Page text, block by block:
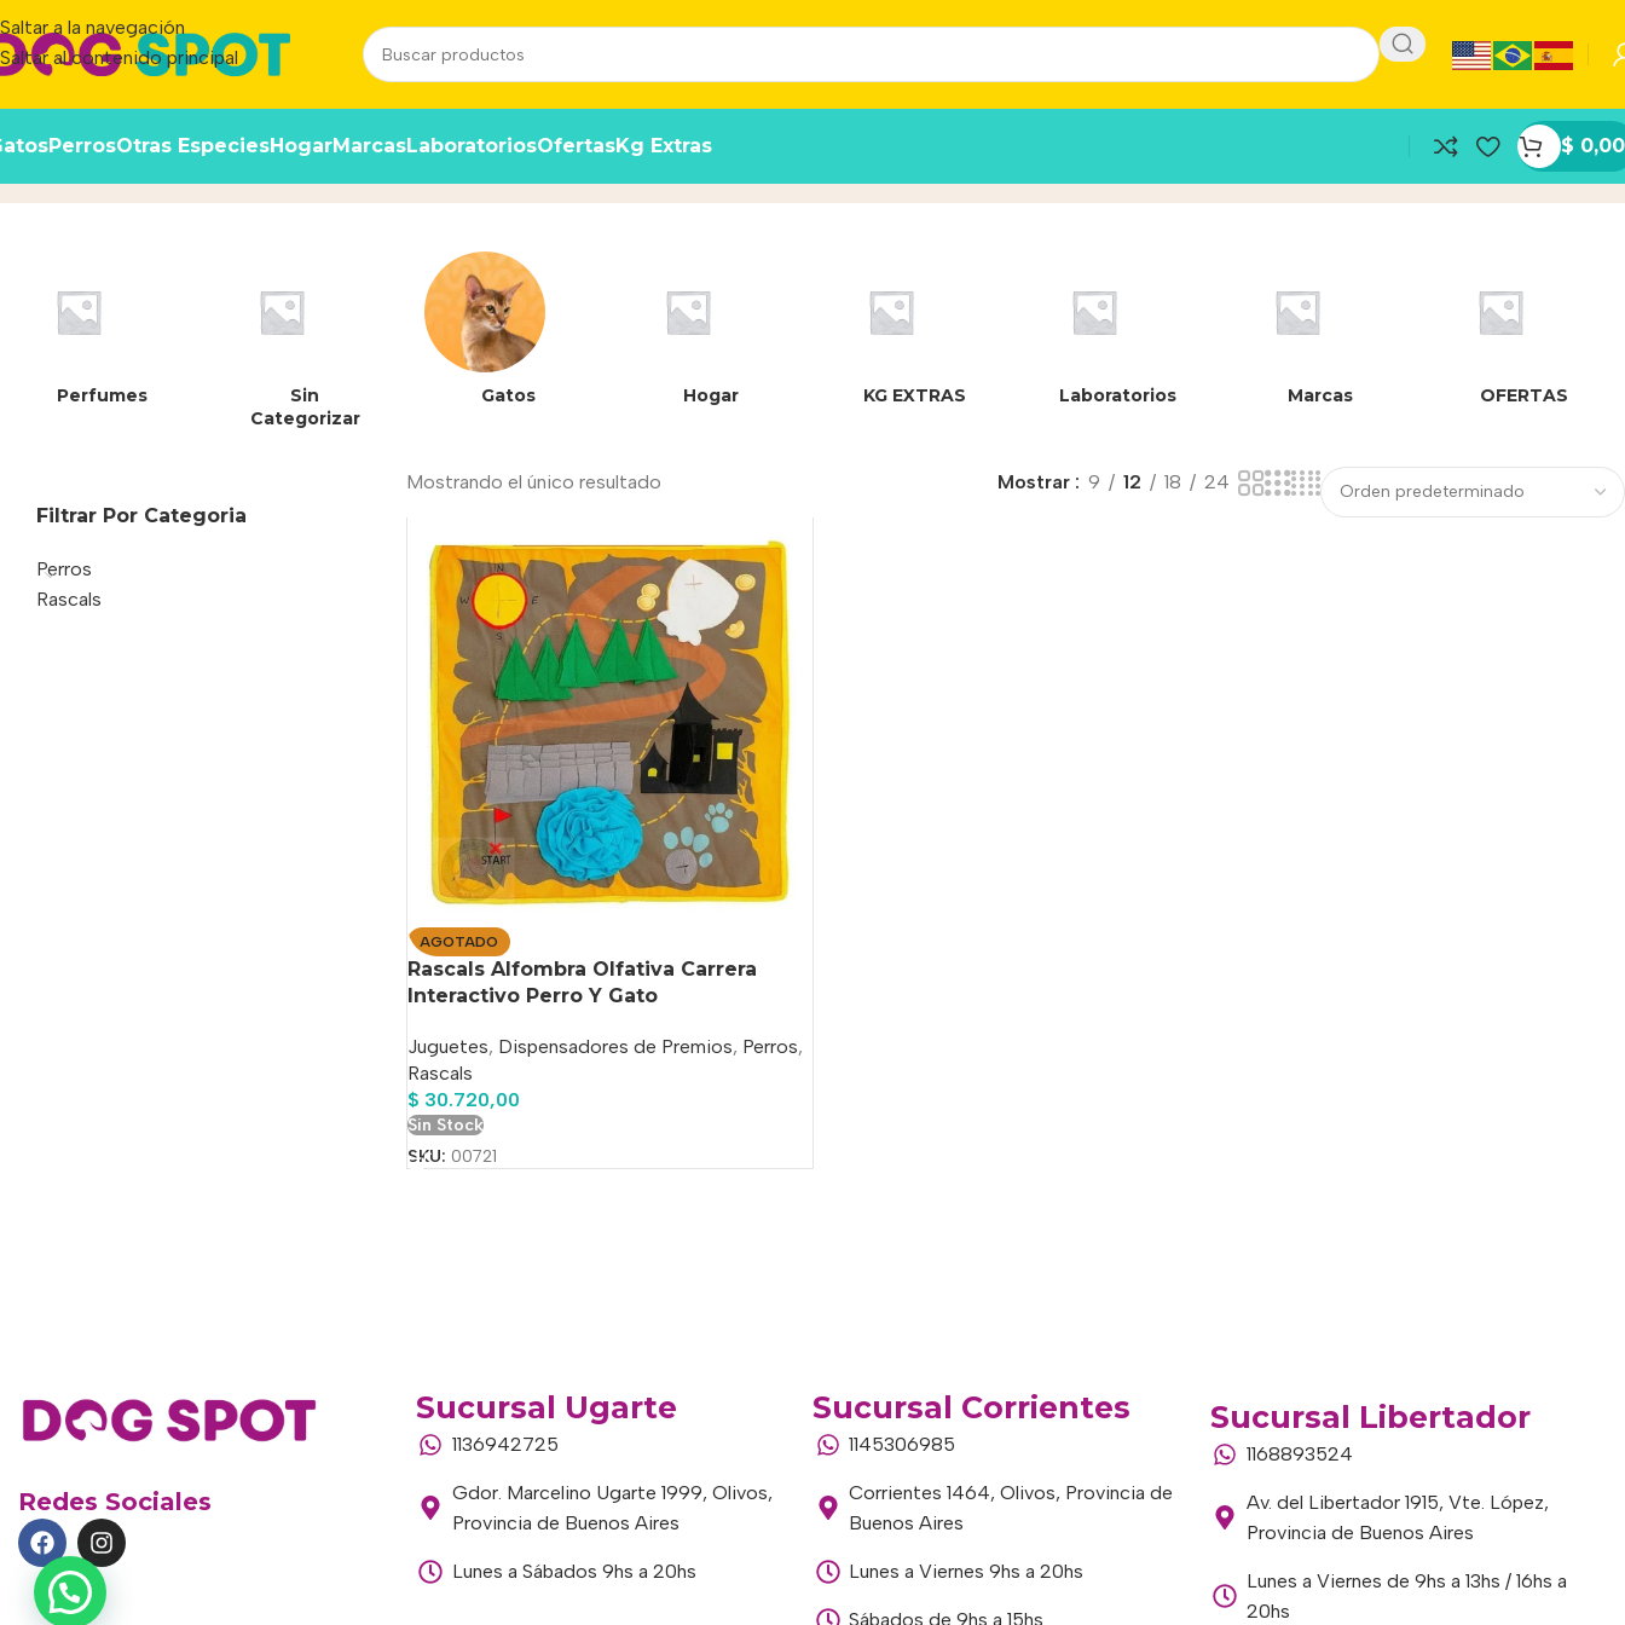
Saltar a la navegación
Saltar al contenido principal
PerrosOtras EspeciesHogarMarcasLaboratoriosOfertasKg Extras $ 0,00
756058845703
Perfumes
Sin
Categorizar
Gatos Hogar KG EXTRAS Laboratorios Marcas OFERTAS
Filtrar Por Categoria
Perros
Rascals
Mostrando el único resultado Mostrar 9 12 18 24
AGOTADO
Rascals Alfombra Olfativa Carrera
Interactivo Perro Y Gato
Juguetes, Dispensadores de Premios, Perros,
Rascals
$ 30.720,00
Sin Stock
SKU: 00721
Redes Sociales
Sucursal Ugarte
1136942725
Gdor. Marcelino Ugarte 1999, Olivos,
Provincia de Buenos Aires
Lunes a Sábados 9hs a 20hs
Sucursal Corrientes
1145306985
Corrientes 1464, Olivos, Provincia de
Buenos Aires
Lunes a Viernes 9hs a 20hs
Sábados de 9hs a 15hs
Sucursal Libertador
1168893524
Av. del Libertador 1915, Vte. López,
Provincia de Buenos Aires
Lunes a Viernes de 9hs a 13hs / 16hs a
20hs